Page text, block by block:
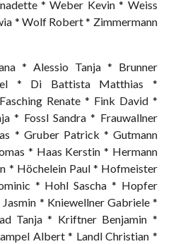
* Weber Kevin * Weiss
* Wolf Robert * Zimmermann
* Alessio Tanja * Brunner
* Di Battista Matthias *
Fasching Renate * Fink David *
* Fossl Sandra * Frauwallner
* Gruber Patrick * Gutmann
* Haas Kerstin * Hermann
* Höchelein Paul * Hofmeister
* Hohl Sascha * Hopfer
* Kniewellner Gabriele *
Tanja * Kriftner Benjamin *
Albert * Landl Christian *